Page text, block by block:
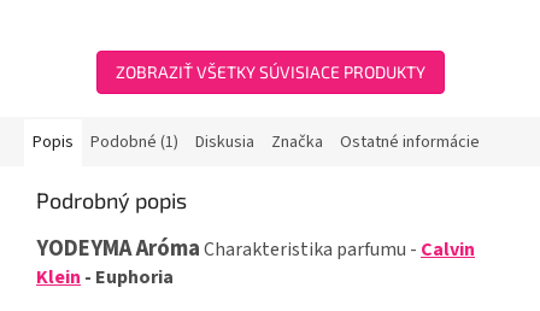
ZOBRAZIŤ VŠETKY SÚVISIACE PRODUKTY
Popis Podobné (1) Diskusia Značka Ostatné informácie
Podrobný popis
YODEYMAArómaCharakteristika parfumu - Calvin
Klein - Euphoria